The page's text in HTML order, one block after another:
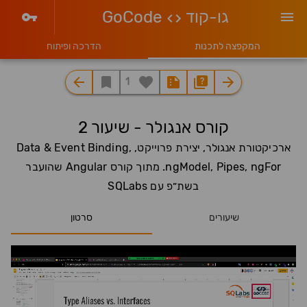
גו-קוד GoCode
המקפצה לתכנות הדרכה ופיתוח
1
קורס אנגולר - שיעור 2
ארכיקטורת אנגולר, יצירת פרוייקט, Data & Event Binding,
ngModel, Pipes, ngFor. מתוך קורס Angular שהועבר
בשת״פ עם SQLabs
שיעורים סרטון